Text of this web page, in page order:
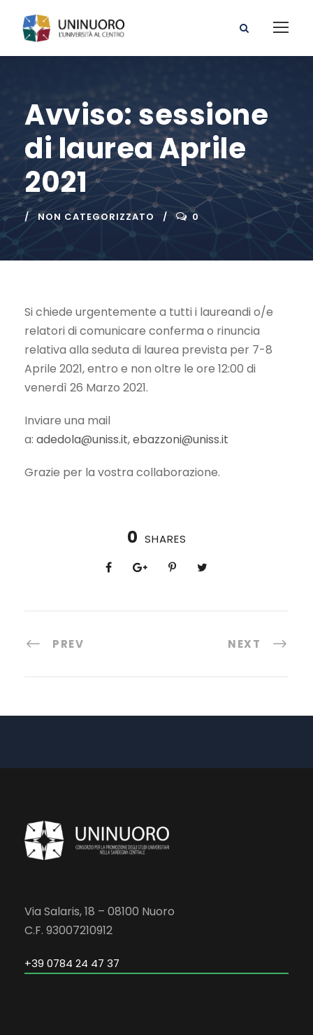
Avviso: sessione
di laurea Aprile
2021
NON CATEGORIZZATO 0
Si chiede urgentemente a tutti i laureandi o/e
relatori di comunicare conferma o rinuncia
relativa alla seduta di laurea prevista per 7-8
Aprile 2021, entro e non oltre le ore 12:00 di
venerdì 26 Marzo 2021.
Inviare una mail
a: adedola@uniss.it,ebazzoni@uniss.it
Grazie per la vostra collaborazione.
0 SHARES
PREV NEXT
Via Salaris, 18 – 08100 Nuoro
C.F. 93007210912
+39 0784 24 47 37